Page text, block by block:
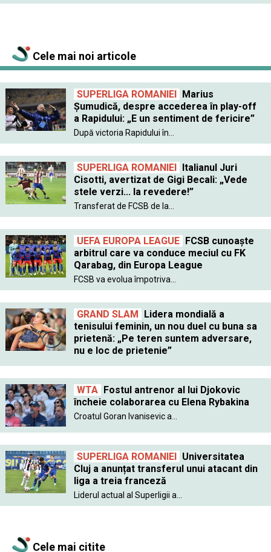
Cele mai noi articole
SUPERLIGA ROMANIEI Marius
Șumudică, despre accederea în play-off
a Rapidului: „E un sentiment de fericire”
După victoria Rapidului în...
SUPERLIGA ROMANIEI Italianul Juri
Cisotti, avertizat de Gigi Becali: „Vede
stele verzi... la revedere!”
Transferat de FCSB de la...
UEFA EUROPA LEAGUE FCSB cunoaște
arbitrul care va conduce meciul cu FK
Qarabag, din Europa League
FCSB va evolua împotriva...
GRAND SLAM Lidera mondială a
tenisului feminin, un nou duel cu buna sa
prietenă: „Pe teren suntem adversare,
nu e loc de prietenie”
WTA Fostul antrenor al lui Djokovic
încheie colaborarea cu Elena Rybakina
Croatul Goran Ivanisevic a...
SUPERLIGA ROMANIEI Universitatea
Cluj a anunțat transferul unui atacant din
liga a treia franceză
Liderul actual al Superligii a...
Cele mai citite